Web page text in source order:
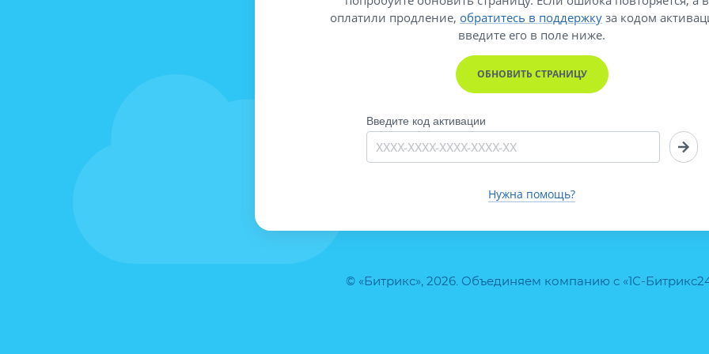
© «Битрикс», 2026. Объединяем компанию с «1С-
оплатили продление, обратитесь в поддержку за кодом
введите его в поле ниже.
ОБНОВИТЬ СТРАНИЦУ
Введите код активации
Нужна помощь?